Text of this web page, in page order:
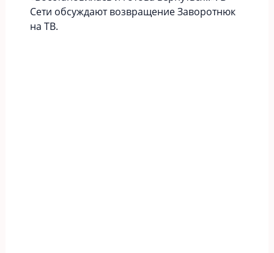
Сети обсуждают возвращение Заворотнюк
на ТВ.